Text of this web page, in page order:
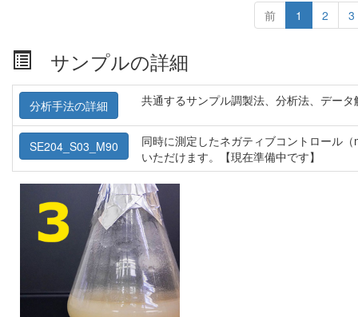
前 1 2 3
サンプルの詳細
分析手法の詳細 共通するサンプル調製法、分析法、デー
SE204_S03_M90
同時に測定したネガティブコントロール
いただけます。【現在準備中です】